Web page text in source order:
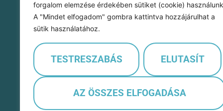
forgalom elemzése érdekében sütiket (cookie)
A "Mindet elfogadom" gombra kattintva hozzájárulhat a
sütik használatához.
TESTRESZABÁS ELUTASÍT
AZ ÖSSZES ELFOGADÁSA
Szofi Kontír Kft.
1107 Budapest
Szállás utca 16/B 1. em. 15.
cégjegyzékszám: 01-09-405324
adószám: 32071120-2-42
e-mail cím: info@feherangyal.hu
Hívj minket: +36205020966